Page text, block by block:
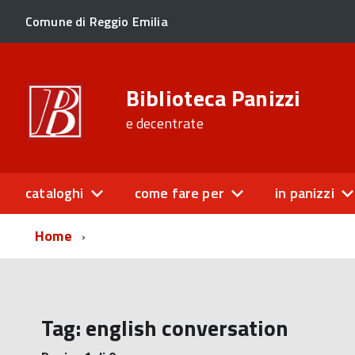
Comune di Reggio Emilia
Biblioteca Panizzi
e decentrate
cataloghi come fare per in panizzi
Home
Tag:english conversation